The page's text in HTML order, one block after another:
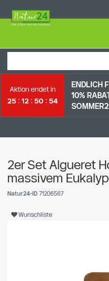
Aktion endet in
25
12 50 54
ENDLICH
10%
2er Set Algueret
massivem
Natur24-ID 71206567
Wunschliste